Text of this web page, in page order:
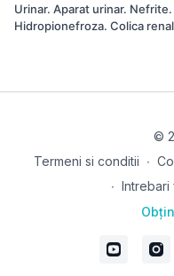
Urinar. Aparat urinar.
Hidropionefroza. Colica
©
Termeni si conditii ∙
∙